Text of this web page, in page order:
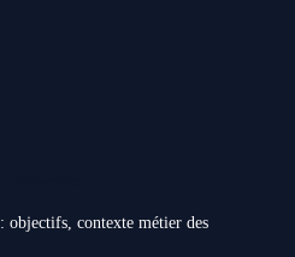
: objectifs, contexte métier des